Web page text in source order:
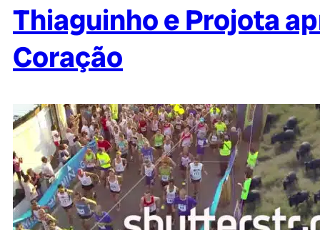
Thiaguinho e Projota
Coração